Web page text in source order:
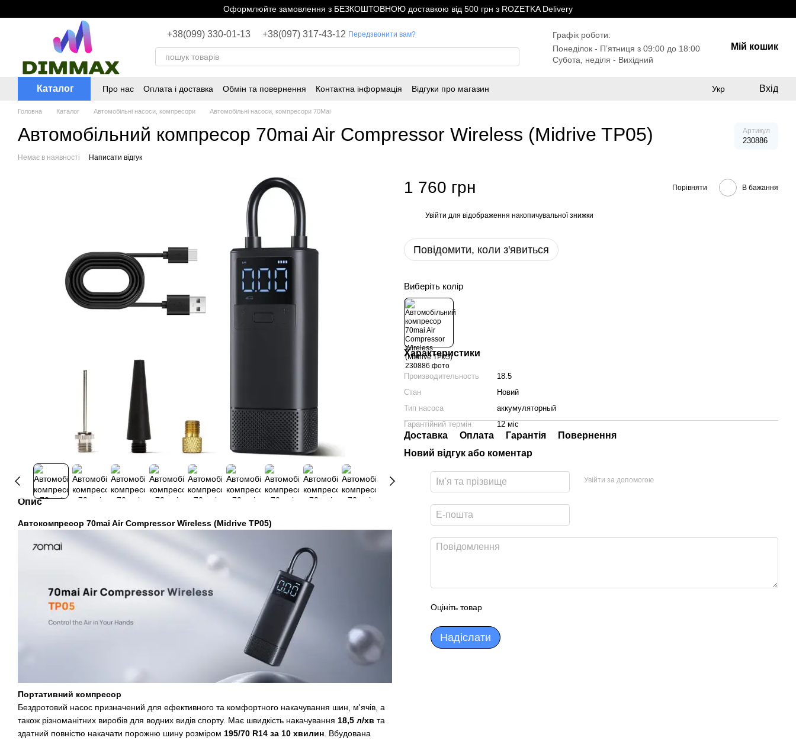
Оформлюйте замовлення з БЕЗКОШТОВНОЮ доставкою від 500 грн з ROZETKA Delivery
+38(099) 330-01-13 +38(097) 317-43-12 Передзвонити вам?
Графік роботи:
Понеділок - Пʼятниця з 09:00 до 18:00
Субота, неділя - Вихідний
Мій кошик
Каталог Про нас Оплата і доставка Обмін та повернення Контактна інформація Відгуки про магазин Укр Вхід
Головна Каталог Автомобільні насоси, компресори Автомобільні насоси, компресори 70Mai
Автомобільний компресор 70mai Air Compressor Wireless (Midrive TP05) Артикул
230886
Немає в наявності Написати відгук
Опис
Автокомпресор 70mai Air Compressor Wireless (Midrive TP05)
Портативний компресор
Бездротовий насос призначений для ефективного та комфортного накачування шин, м'ячів, а
також різноманітних виробів для водних видів спорту. Має швидкість накачування 18,5 л/хв та
здатний повністю накачати порожню шину розміром 195/70 R14 за 10 хвилин . Вбудована
1 760 грн Порівняти В бажання
Увійти для відображення накопичувальної знижки
Повідомити, коли з'явиться
Виберіть колір
Характеристики
Производительность
18.5
Стан
Новий
Тип насоса
аккумуляторный
Гарантійний термін
12 міс
Доставка Оплата Гарантія
Повернення
Новий відгук або коментар
Увійти за допомогою
Оцініть товар
Надіслати